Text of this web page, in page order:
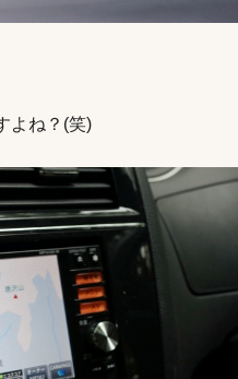
よね？(笑)